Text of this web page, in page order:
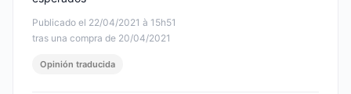
Publicado el 22/04/2021 à 15h51
tras una compra de 20/04/2021
Opinión traducida